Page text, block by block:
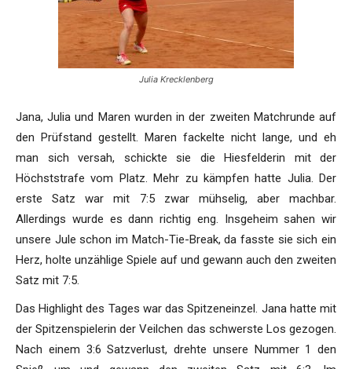
Julia Krecklenberg
Jana, Julia und Maren wurden in der zweiten Matchrunde auf
den Prüfstand gestellt. Maren fackelte nicht lange, und eh
man sich versah, schickte sie die Hiesfelderin mit der
Höchststrafe vom Platz. Mehr zu kämpfen hatte Julia. Der
erste Satz war mit 7:5 zwar mühselig, aber machbar.
Allerdings wurde es dann richtig eng. Insgeheim sahen wir
unsere Jule schon im Match-Tie-Break, da fasste sie sich ein
Herz, holte unzählige Spiele auf und gewann auch den zweiten
Satz mit 7:5.
Das Highlight des Tages war das Spitzeneinzel. Jana hatte mit
der Spitzenspielerin der Veilchen das schwerste Los gezogen.
Nach einem 3:6 Satzverlust, drehte unsere Nummer 1 den